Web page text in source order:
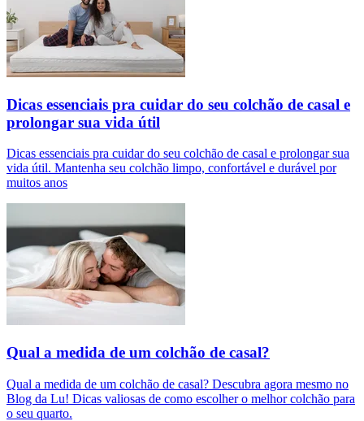
Dicas essenciais pra cuidar do seu colchão de casal e
prolongar sua vida útil
Dicas essenciais pra cuidar do seu colchão de casal e prolongar sua
vida útil. Mantenha seu colchão limpo, confortável e durável por
muitos anos
Qual a medida de um colchão de casal?
Qual a medida de um colchão de casal? Descubra agora mesmo no
Blog da Lu! Dicas valiosas de como escolher o melhor colchão para
o seu quarto.